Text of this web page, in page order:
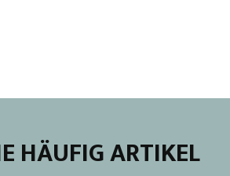
HÄUFIG ARTIKEL